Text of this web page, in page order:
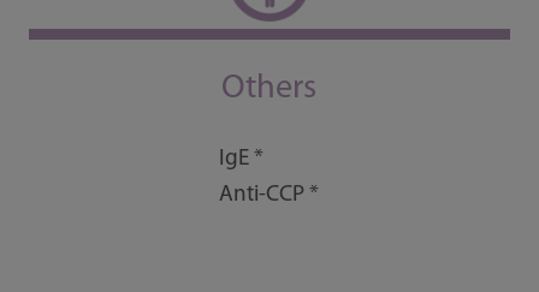
Others
IgE *
Anti-CCP *